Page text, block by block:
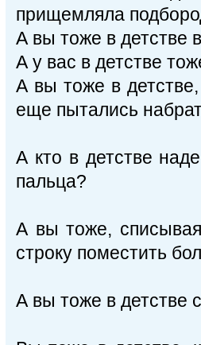
прищемляла
А вы тоже в детстве
А у вас в детстве
А вы тоже в
еще пытались
А кто в детстве
пальца?
А вы тоже,
строку поместить
А вы тоже в детстве